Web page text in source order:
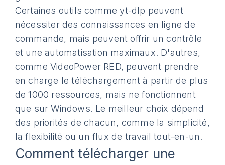
Certaines outils comme yt-dlp peuvent
nécessiter des connaissances en ligne de
commande, mais peuvent offrir un contrôle
et une automatisation maximaux. D'autres,
comme VideoPower RED, peuvent prendre
en charge le téléchargement à partir de plus
de 1000 ressources, mais ne fonctionnent
que sur Windows. Le meilleur choix dépend
des priorités de chacun, comme la simplicité,
la flexibilité ou un flux de travail tout-en-un.
Comment télécharger une